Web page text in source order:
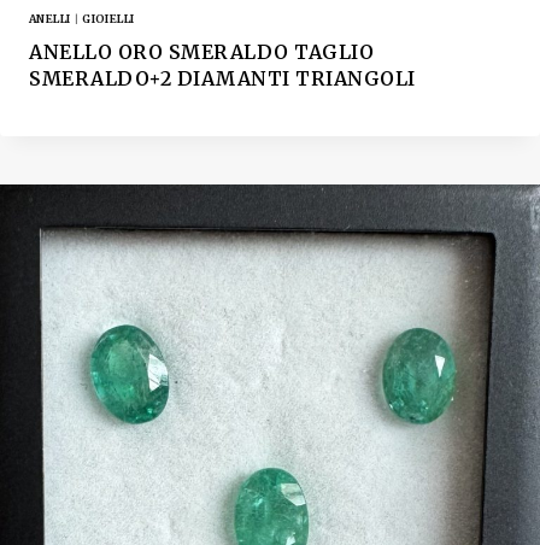
ANELLI |GIOIELLI
ANELLO ORO SMERALDO TAGLIO
SMERALDO+2 DIAMANTI TRIANGOLI